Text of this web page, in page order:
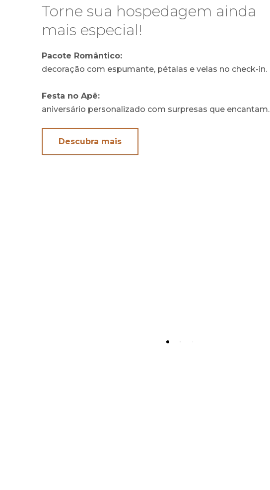
Torne sua hospedagem ainda
mais especial!
Pacote Romântico:
decoração com espumante, pétalas e velas no check-in.
Festa no Apê:
aniversário personalizado com surpresas que encantam.
Descubra mais